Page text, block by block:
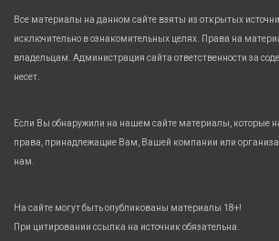
Все материалы на данном сайте взяты из открытых
исключительно в ознакомительных целях. Права на
владельцам. Администрация сайта ответственности за
несет.
Если Вы обнаружили на нашем сайте материалы, которые
права, принадлежащие Вам, Вашей компании или
нам.
На сайте могут быть опубликованы материалы 18+!
При цитировании ссылка на источник обязательна.